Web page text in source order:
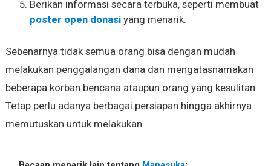
Berikan informasi secara terbuka, seperti membuat
poster open donasiyang menarik.
Sebenarnya tidak semua orang bisa dengan mudah
melakukan penggalangan dana dan mengatasnamakan
beberapa korban bencana ataupun orang yang kesulitan.
Tetap perlu adanya berbagai persiapan hingga akhirnya
memutuskan untuk melakukan.